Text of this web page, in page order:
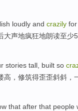
loudly and crazily for
大声地疯狂地朗读至少5
stories tall , built so
高 ，修筑得歪歪斜斜，
that after that people